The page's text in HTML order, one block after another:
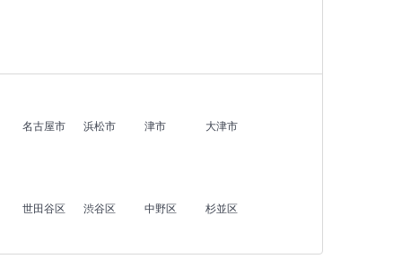
名古屋市 浜松市 津市 大津市
世田谷区 渋谷区 中野区 杉並区